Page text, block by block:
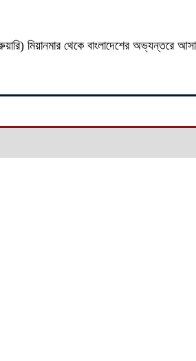
মিয়ানমার থেকে বাংলাদেশের অভ্যন্তরে